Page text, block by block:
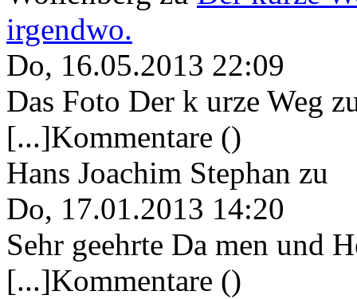
irgendwo.
Do, 16.05.2013 22:09
Das Foto Der k urze Weg
[...]Kommentare ()
Hans Joachim Stephan zu
Do, 17.01.2013 14:20
Sehr geehrte Da men und
[...]Kommentare ()